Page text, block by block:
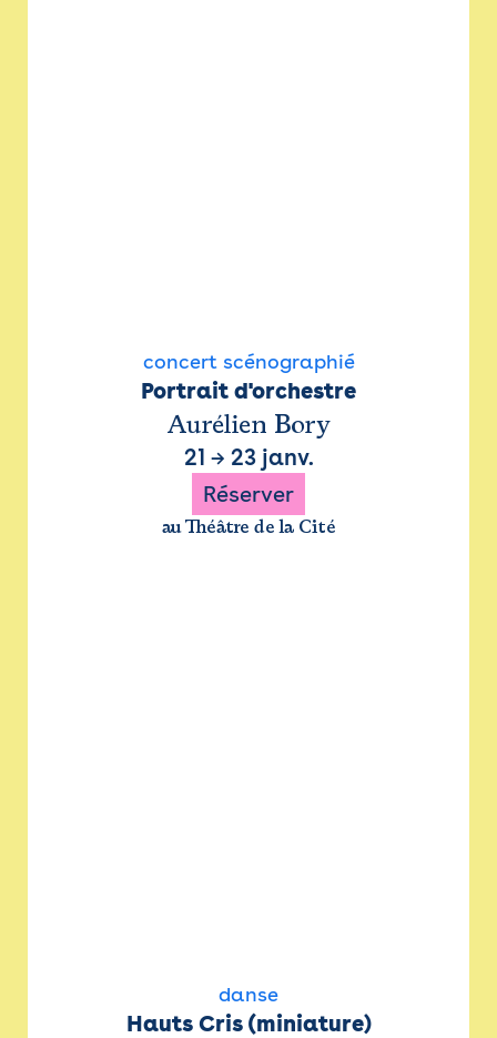
concert scénographié
Portrait d'orchestre
Aurélien Bory
21 → 23 janv.
Réserver
au Théâtre de la Cité
danse
Hauts Cris (miniature)